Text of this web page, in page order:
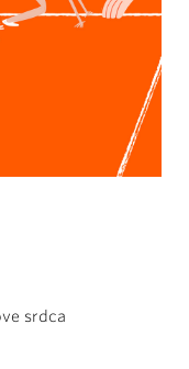
srdca